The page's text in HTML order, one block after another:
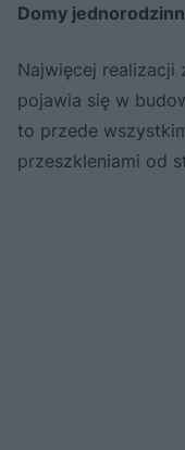
Domy
Najwięcej realizacji
pojawia się w
to przede
przeszkleniami od